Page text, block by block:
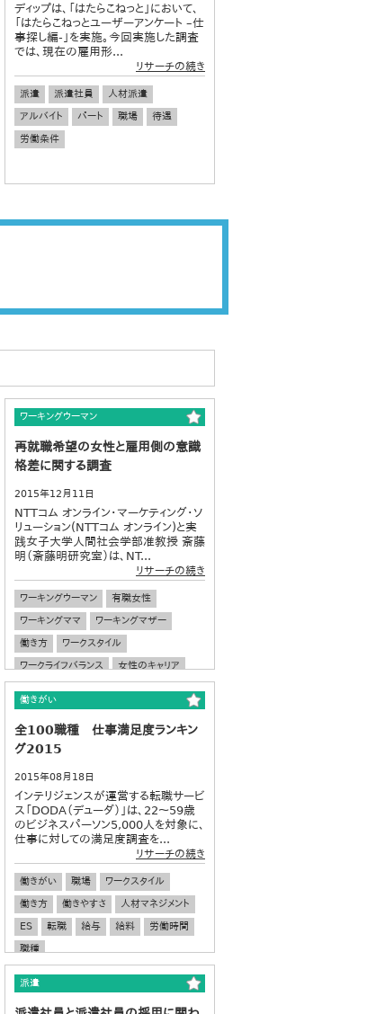
ディップは、「はたらこねっと」において、
「はたらこねっとユーザーアンケート –仕
事探し編-」を実施。今回実施した調査
では、現在の雇用形...
リサーチの続き
派遣 派遣社員
人材派遣
アルバイト
パート 職場
待遇
労働条件
ワーキングウーマン
再就職希望の女性と雇用側の意識
格差に関する調査
2015年12月11日
NTTコム オンライン・マーケティング・ソ
リューション(NTTコム オンライン)と実
践女子大学人間社会学部准教授 斎藤
明（斎藤明研究室）は、NT...
リサーチの続き
ワーキングウーマン
有職女性
ワーキングママ
ワーキングマザー
働き方
ワークスタイル
ワークライフバランス
女性のキャリア
人材マネジメント
雇用
女性活用
ビジネススキル
職場
働きがい
全100職種 仕事満足度ランキン
グ2015
2015年08月18日
インテリジェンスが運営する転職サービ
ス「DODA（デューダ）」は、22～59歳
のビジネスパーソン5,000人を対象に、
仕事に対しての満足度調査を...
リサーチの続き
働きがい 職場
ワークスタイル
働き方
働きやすさ
人材マネジメント
ES
転職 給与 給料
労働時間
職種
派遣